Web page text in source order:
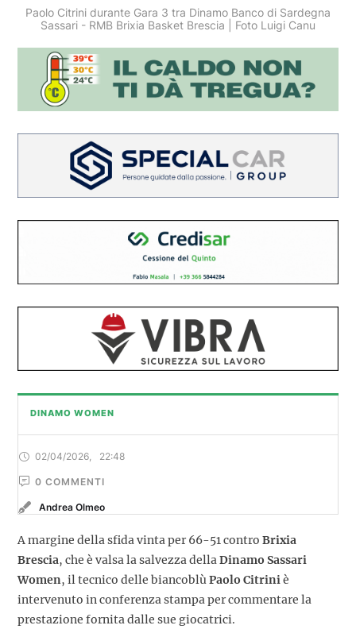
Paolo Citrini durante Gara 3 tra Dinamo Banco di Sardegna
Sassari - RMB Brixia Basket Brescia | Foto Luigi Canu
DINAMO WOMEN
02/04/2026 22:48
0 COMMENTI
Andrea Olmeo
A margine della sfida vinta per 66-51 contro Brixia
Brescia, che è valsa la salvezza dellaDinamo Sassari
Women, il tecnico delle biancoblùPaolo Citriniè
intervenuto in conferenza stampa per commentare la
prestazione fornita dalle sue giocatrici.